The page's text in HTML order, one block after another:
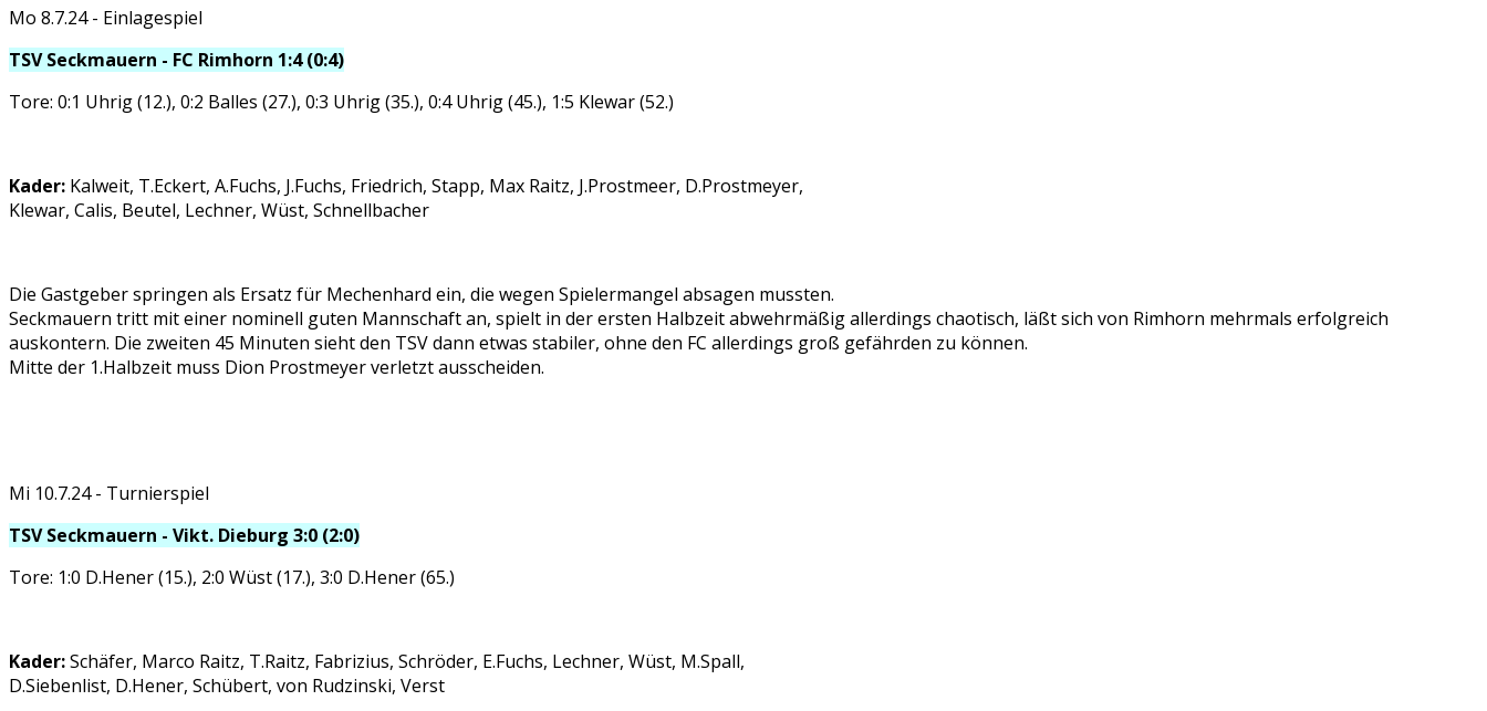
Mo 8.7.24 - Einlagespiel
TSV Seckmauern - FC Rimhorn 1:4 (0:4)
Tore: 0:1 Uhrig (12.), 0:2 Balles (27.), 0:3 Uhrig (35.), 0:4 Uhrig (45.), 1:5 Klewar (52.)
Kader: Kalweit, T.Eckert, A.Fuchs, J.Fuchs, Friedrich, Stapp, Max Raitz, J.Prostmeer, D.Prostmeyer,
Klewar, Calis, Beutel, Lechner, Wüst, Schnellbacher
Die Gastgeber springen als Ersatz für Mechenhard ein, die wegen Spielermangel absagen mussten.
Seckmauern tritt mit einer nominell guten Mannschaft an, spielt in der ersten Halbzeit abwehrmäßig allerdings chaotisch, läßt sich von Rimhorn mehrmals erfolgreich
auskontern. Die zweiten 45 Minuten sieht den TSV dann etwas stabiler, ohne den FC allerdings groß gefährden zu können.
Mitte der 1.Halbzeit muss Dion Prostmeyer verletzt ausscheiden.
Mi 10.7.24 - Turnierspiel
TSV Seckmauern - Vikt. Dieburg 3:0 (2:0)
Tore: 1:0 D.Hener (15.), 2:0 Wüst (17.), 3:0 D.Hener (65.)
Kader:Schäfer, Marco Raitz, T.Raitz, Fabrizius, Schröder, E.Fuchs, Lechner, Wüst, M.Spall,
D.Siebenlist, D.Hener, Schübert, von Rudzinski, Verst